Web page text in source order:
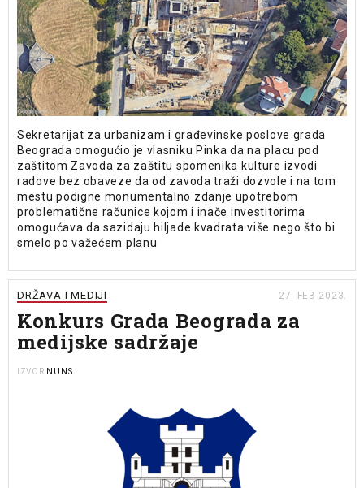
Sekretarijat za urbanizam i građevinske poslove grada
Beograda omogućio je vlasniku Pinka da na placu pod
zaštitom Zavoda za zaštitu spomenika kulture izvodi
radove bez obaveze da od zavoda traži dozvole i na tom
mestu podigne monumentalno zdanje upotrebom
problematične računice kojom i inače investitorima
omogućava da sazidaju hiljade kvadrata više nego što bi
smelo po važećem planu
DRŽAVA I MEDIJI 27. FEB 2023.
Konkurs Grada Beograda za
medijske sadržaje
IZVOR NUNS